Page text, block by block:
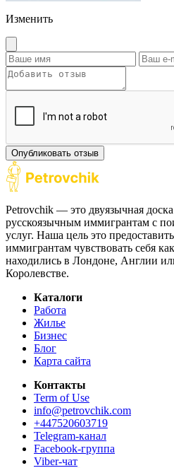
Изменить
Опубликовать отзыв
Petrovchik — это двуязычная
русскоязычным иммигрантам с
услуг. Наша цель это
иммигрантам чувствовать себя
находились в Лондоне, Англии
Королевстве.
Каталоги
Работа
Жилье
Бизнес
Блог
Карта сайта
Контакты
Term of Use
info@petrovchik.com
+447520603719
Telegram-канал
Facebook-группа
Viber-чат